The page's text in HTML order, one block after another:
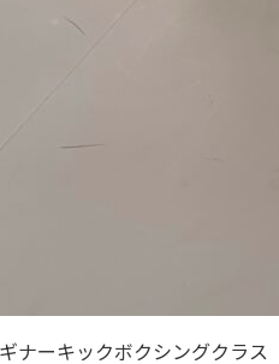
ナーキックボクシングクラス